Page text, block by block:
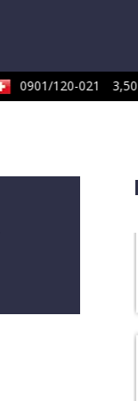
0901/120-021